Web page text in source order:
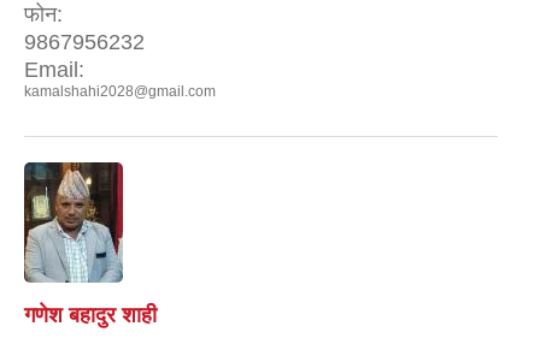
फोन:
9867956232
Email:
kamalshahi2028@gmail.com
गणेश बहादुर शाही